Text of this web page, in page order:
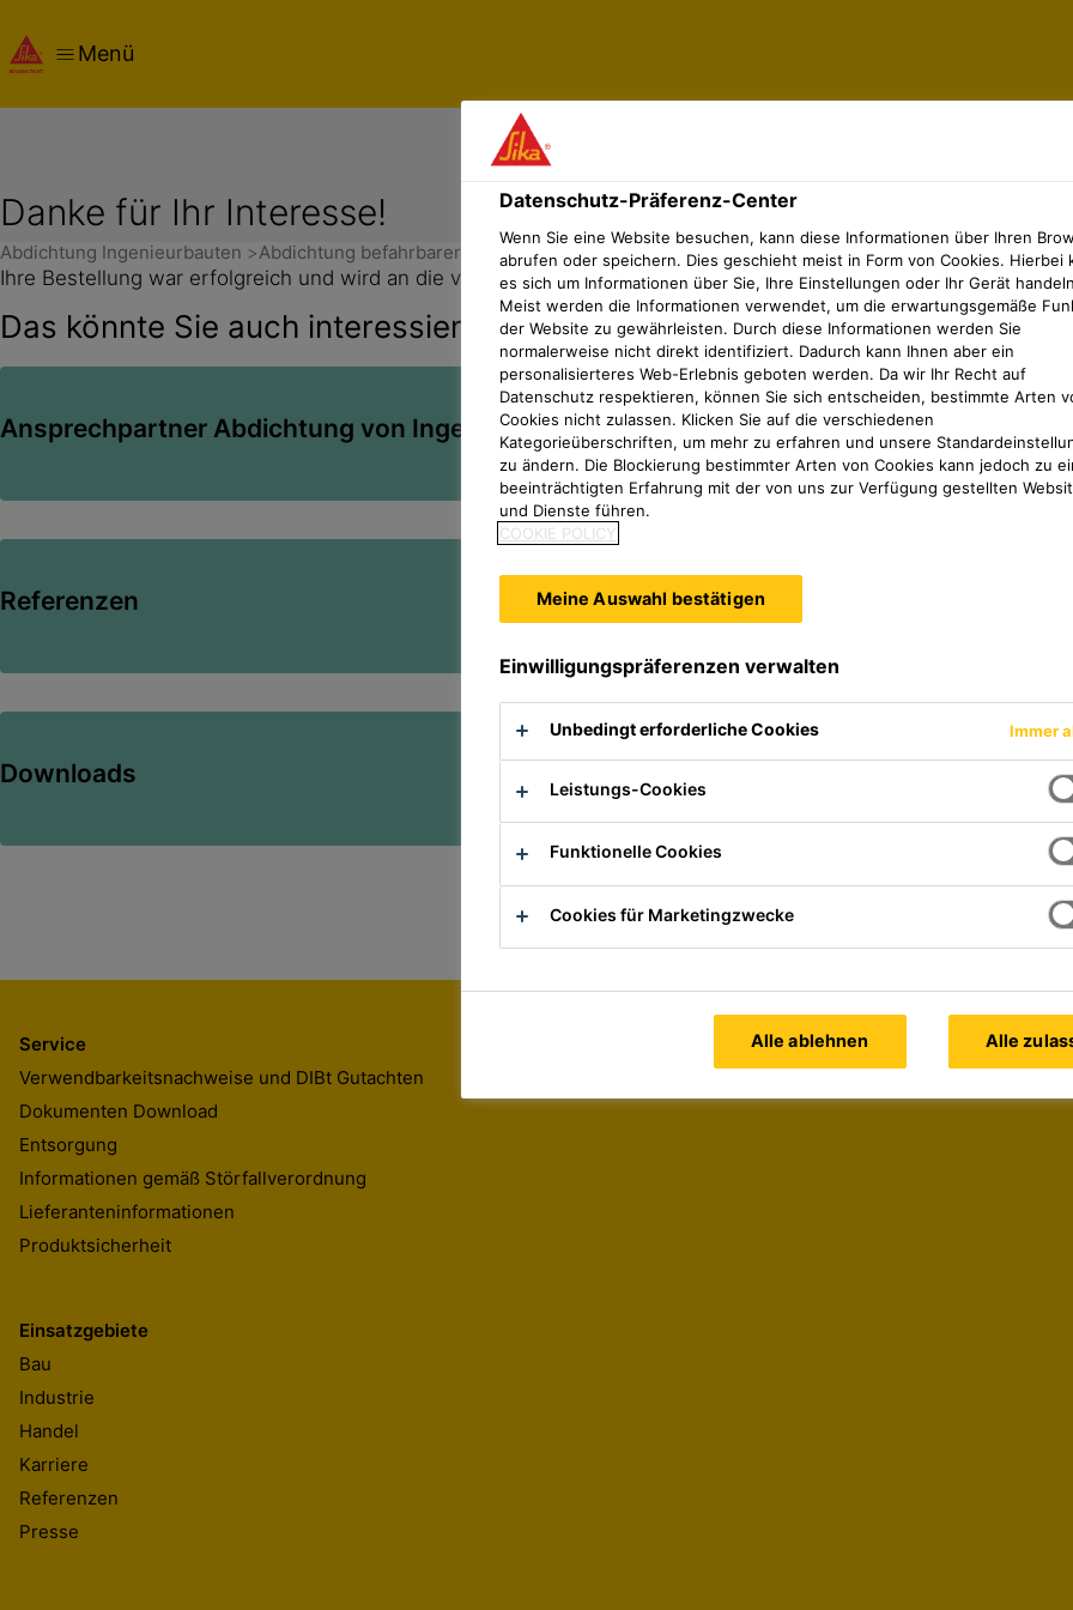
Menü
Danke für Ihr Interesse!
Abdichtung Ingenieurbauten Abdichtung befahrbarer Flächen Abdichtung nach ZTV-ING
Ihre Bestellung war erfolgreich und wird an die von Ihnen angegebene Adresse versendet.
Das könnte Sie auch interessieren
Ansprechpartner Abdichtung von Ingenieurbauten
Referenzen
Downloads
Service
Verwendbarkeitsnachweise und DIBt Gutachten
Dokumenten Download
Entsorgung
Informationen gemäß Störfallverordnung
Lieferanteninformationen
Produktsicherheit
Einsatzgebiete
Bau
Industrie
Handel
Karriere
Referenzen
Presse
Datenschutz-Präferenz-Center
Wenn Sie eine Website besuchen, kann diese Informationen über Ihren
abrufen oder speichern. Dies geschieht meist in Form von Cookies. Hierbei
es sich um Informationen über Sie, Ihre Einstellungen oder Ihr Gerät
Meist werden die Informationen verwendet, um die erwartungsgemäße
der Website zu gewährleisten. Durch diese Informationen werden Sie
normalerweise nicht direkt identifiziert. Dadurch kann Ihnen aber ein
personalisierteres Web-Erlebnis geboten werden. Da wir Ihr Recht auf
Datenschutz respektieren, können Sie sich entscheiden, bestimmte Arten
Cookies nicht zulassen. Klicken Sie auf die verschiedenen
Kategorieüberschriften, um mehr zu erfahren und unsere
zu ändern. Die Blockierung bestimmter Arten von Cookies kann jedoch zu
beeinträchtigten Erfahrung mit der von uns zur Verfügung gestellten
und Dienste führen.
COOKIE POLICY
Meine Auswahl bestätigen
Einwilligungspräferenzen verwalten
Unbedingt erforderliche Cookies Immer
Leistungs-Cookies
Funktionelle Cookies
Cookies für Marketingzwecke
Alle ablehnen Alle